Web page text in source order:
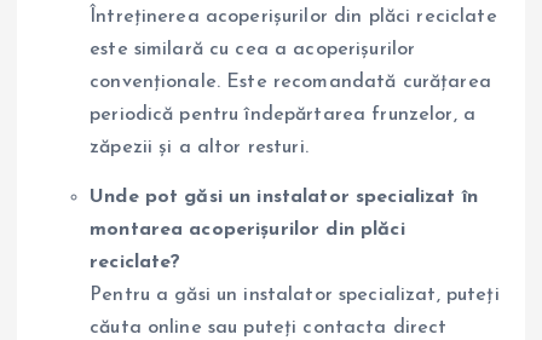
Întreținerea acoperișurilor din plăci reciclate
este similară cu cea a acoperișurilor
convenționale. Este recomandată curățarea
periodică pentru îndepărtarea frunzelor, a
zăpezii și a altor resturi.
Unde pot găsi un instalator specializat în
montarea acoperișurilor din plăci
reciclate?
Pentru a găsi un instalator specializat, puteți
căuta online sau puteți contacta direct